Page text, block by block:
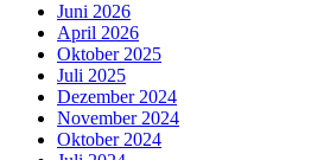
Juni 2026
April 2026
Oktober 2025
Juli 2025
Dezember 2024
November 2024
Oktober 2024